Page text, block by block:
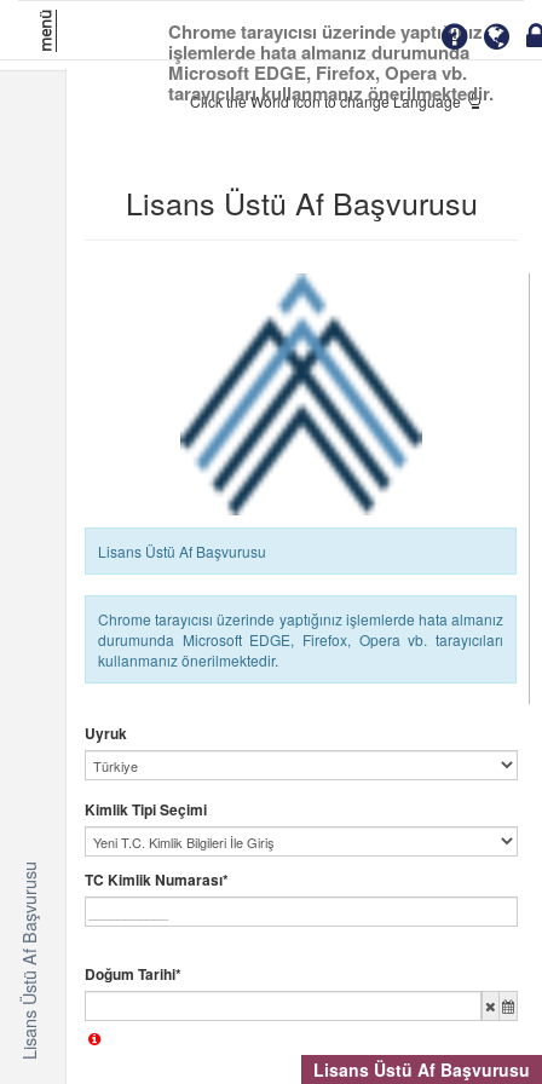
Lisans Üstü Af Başvurusu
menü Chrome tarayıcısı üzerinde yaptığınız
işlemlerde hata almanız durumunda
Microsoft EDGE, Firefox, Opera vb.
tarayıcıları kullanmanız önerilmektedir.
Lisans Üstü Af Başvurusu
Click the World Icon to change Language
Lisans Üstü Af Başvurusu
Lisans Üstü Af Başvurusu
Chrome tarayıcısı üzerinde yaptığınız işlemlerde hata almanız
durumunda Microsoft EDGE, Firefox, Opera vb. tarayıcıları
kullanmanız önerilmektedir.
Uyruk
Kimlik Tipi Seçimi
TC Kimlik Numarası*
Doğum Tarihi*